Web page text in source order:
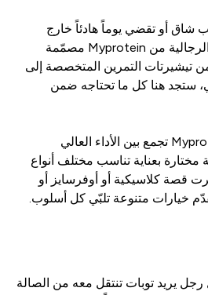
أو تقضي يوماً هادئاً خارج
الصالة، مجموعة التوبات الرجالية من Myprotein مصمّمة
تيشيرتات التمرين المتخصصة إلى
ستجد هنا كل ما تحتاجه ضمن
تيشيرتات رجالي من Myprotein تجمع بين الأداء العالي
مختارة بعناية تناسب مختلف أنواع
قصة كلاسيكية أو أوفرسايز أو
خيارات متنوعة تلبّي كل أسلوب.
يريد توبات تنتقل معه من الصالة